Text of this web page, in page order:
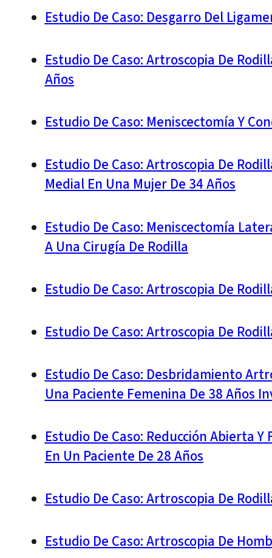
Estudio De Caso: Desgarro Del
Estudio De Caso: Artroscopia De
Años
Estudio De Caso: Meniscectomía Y
Estudio De Caso: Artroscopia De
Medial En Una Mujer De 34 Años
Estudio De Caso: Meniscectomía
A Una Cirugía De Rodilla
Estudio De Caso: Artroscopia De
Estudio De Caso: Artroscopia De
Estudio De Caso: Desbridamiento
Una Paciente Femenina De 38 Años
Estudio De Caso: Reducción Abierta
En Un Paciente De 28 Años
Estudio De Caso: Artroscopia De
Estudio De Caso: Artroscopia De